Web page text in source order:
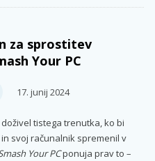
za sprostitev
Your PC
17. junij 2024
tistega trenutka, ko bi
svoj računalnik spremenil v
Your PCponuja prav to –